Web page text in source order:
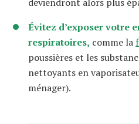
Évitez d’exposer votre
respiratoires, comme la
poussières et les
nettoyants en
ménager).